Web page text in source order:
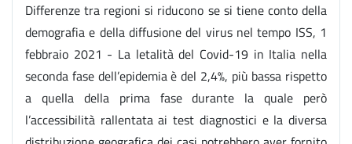
Differenze tra regioni si riducono se si tiene conto della
demografia e della diffusione del virus nel tempo ISS, 1
febbraio 2021 - La letalità del Covid-19 in Italia nella
seconda fase dell’epidemia è del 2,4%, più bassa rispetto
a quella della prima fase durante la quale però
l’accessibilità rallentata ai test diagnostici e la diversa